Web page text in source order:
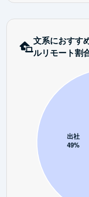
文系におすす
ルリモート割